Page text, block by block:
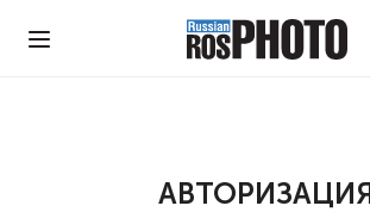
АВТОРИЗАЦИЯ